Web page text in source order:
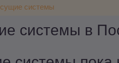
системы
системы в